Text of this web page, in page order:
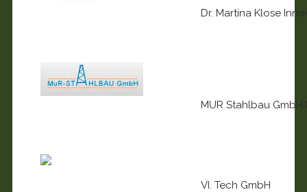
Dr. Martina Klose
MUR Stahlbau
VI. Tech GmbH